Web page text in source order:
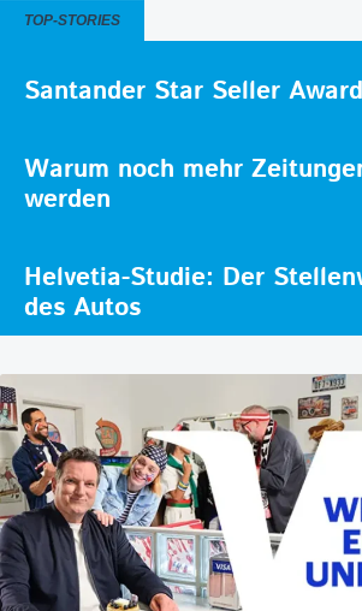
TOP-STORIES
Santander Star Seller
Warum noch mehr
werden
Helvetia-Studie: Der
des Autos